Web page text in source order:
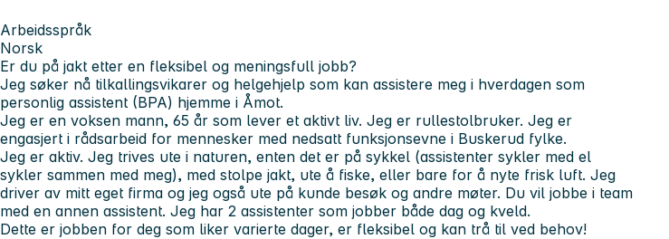
Arbeidsspråk
Norsk
Er du på jakt etter en fleksibel og meningsfull jobb?
Jeg søker nå tilkallingsvikarer og helgehjelp som kan assistere meg i hverdagen som
personlig assistent (BPA) hjemme i Åmot.
Jeg er en voksen mann, 65 år som lever et aktivt liv. Jeg er rullestolbruker. Jeg er
engasjert i rådsarbeid for mennesker med nedsatt funksjonsevne i Buskerud fylke.
Jeg er aktiv. Jeg trives ute i naturen, enten det er på sykkel (assistenter sykler med el
sykler sammen med meg), med stolpe jakt, ute å fiske, eller bare for å nyte frisk luft. Jeg
driver av mitt eget firma og jeg også ute på kunde besøk og andre møter. Du vil jobbe i team
med en annen assistent. Jeg har 2 assistenter som jobber både dag og kveld.
Dette er jobben for deg som liker varierte dager, er fleksibel og kan trå til ved behov!